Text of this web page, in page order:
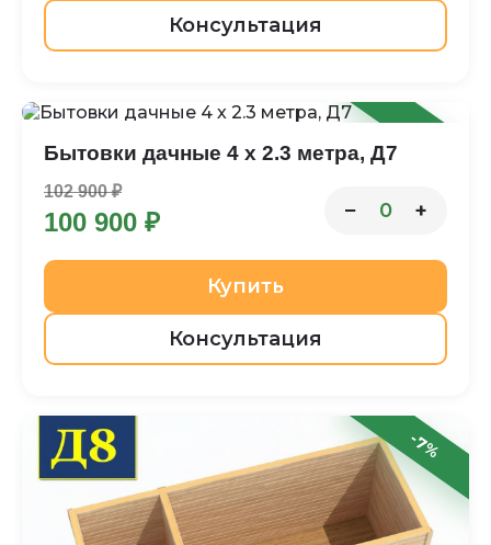
Консультация
-2%
Бытовки дачные 4 х 2.3 метра, Д7
102 900 ₽
100 900 ₽ − 0 +
Купить
Консультация
-7%